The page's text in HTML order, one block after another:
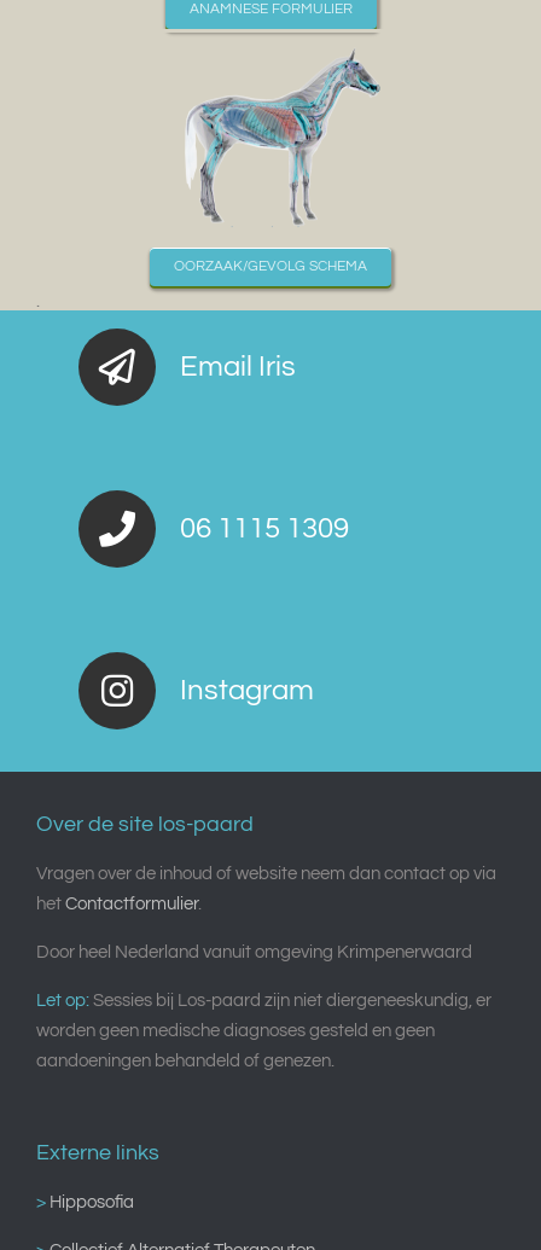
ANAMNESE FORMULIER
OORZAAK/GEVOLG SCHEMA
.
Email Iris
06 1115 1309
Instagram
Over de site los-paard
Vragen over de inhoud of website neem dan contact op via
het Contactformulier.
Door heel Nederland vanuit omgeving Krimpenerwaard
Let op: Sessies bij Los-paard zijn niet diergeneeskundig, er
worden geen medische diagnoses gesteld en geen
aandoeningen behandeld of genezen.
Externe links
> Hipposofia